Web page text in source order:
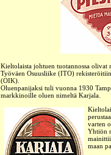
Kieltolaista johtuen tuotannossa olivat
Työväen Osuusliike (ITO) rekisteröitiin
(OIK).
Oluenpanijaksi tuli vuonna 1930
markkinoille oluen nimeltä Karjala.
varten
Yhtiön
maan